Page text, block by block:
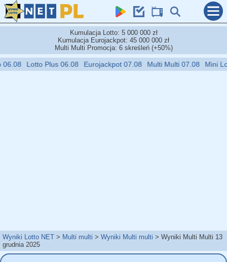
Kumulacja Lotto: 5 000 000 zł
Kumulacja Eurojackpot: 45 000 000 zł
Multi Multi Promocja: 6 skreśleń (+50%)
Lotto Plus 06.08 Eurojackpot 07.08 Multi Multi 07.08 Mini Lotto
Wyniki Lotto NET Multi multi Wyniki Multi multi
Wyniki Multi Multi 13
grudnia 2025